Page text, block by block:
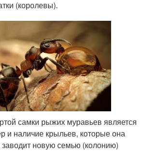
(королевы).
самки рыжих муравьев является
и наличие крыльев, которые она
заводит новую семью (колонию)